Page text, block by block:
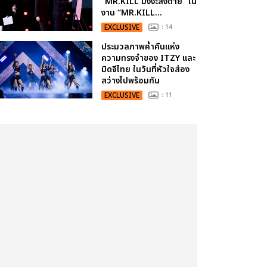
งาน “MR.KILL...
EXCLUSIVE : 14
ประมวลภาพค่ำคืนแห่ง
ความทรงจำของ ITZY และ
มิดจีไทย ในวันที่หัวใจส่อง
สว่างไปพร้อมกัน
EXCLUSIVE : 11